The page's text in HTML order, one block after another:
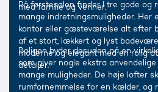
med familie og venner.
På førstesalen finder I tre gode og
mange indretningsmuligheder. Her
kontor eller gæsteværelse alt efter
af et stort, lækkert og lyst
moderne og elegant med en rolig
detaljer.
Boligen byder desuden på en
som giver nogle ekstra
mange muligheder. De høje lofter
rumfornemmelse for en kælder, og